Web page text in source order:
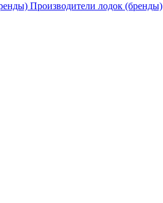
Производители лодок (бренды)